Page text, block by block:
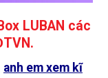
LUBAN các
anh em xem kĩ